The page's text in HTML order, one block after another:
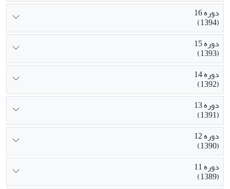
دوره 16
(1394)
دوره 15
(1393)
دوره 14
(1392)
دوره 13
(1391)
دوره 12
(1390)
دوره 11
(1389)